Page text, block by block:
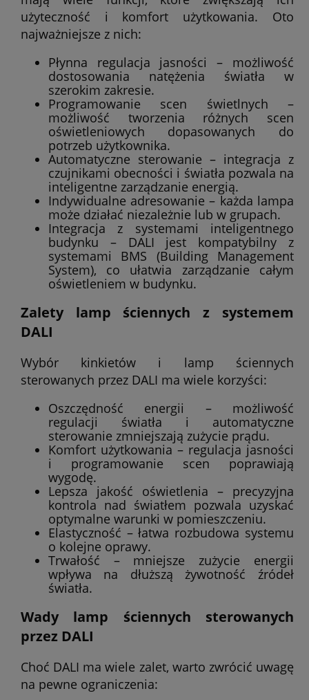
użyteczność i komfort użytkowania. Oto
najważniejsze z nich:
Płynna regulacja jasności – możliwość
dostosowania natężenia światła w
szerokim zakresie.
Programowanie scen świetlnych –
możliwość tworzenia różnych scen
oświetleniowych dopasowanych do
potrzeb użytkownika.
Automatyczne sterowanie – integracja z
czujnikami obecności i światła pozwala na
inteligentne zarządzanie energią.
Indywidualne adresowanie – każda lampa
może działać niezależnie lub w grupach.
Integracja z systemami inteligentnego
budynku – DALI jest kompatybilny z
systemami BMS (Building Management
System), co ułatwia zarządzanie całym
oświetleniem w budynku.
Zalety lamp ściennych z systemem
DALI
Wybór kinkietów i lamp ściennych
sterowanych przez DALI ma wiele korzyści:
Oszczędność energii – możliwość
regulacji światła i automatyczne
sterowanie zmniejszają zużycie prądu.
Komfort użytkowania – regulacja jasności
i programowanie scen poprawiają
wygodę.
Lepsza jakość oświetlenia – precyzyjna
kontrola nad światłem pozwala uzyskać
optymalne warunki w pomieszczeniu.
Elastyczność – łatwa rozbudowa systemu
o kolejne oprawy.
Trwałość – mniejsze zużycie energii
wpływa na dłuższą żywotność źródeł
światła.
Wady lamp ściennych sterowanych
przez DALI
Choć DALI ma wiele zalet, warto zwrócić uwagę
na pewne ograniczenia: